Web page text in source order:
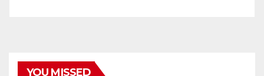
YOU MISSED